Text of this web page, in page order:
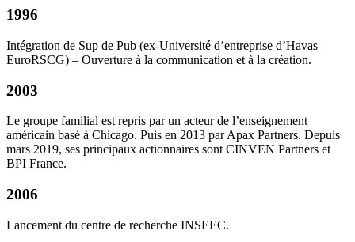
1996
Intégration de Sup de Pub (ex-Université d’entreprise d’Havas
EuroRSCG) – Ouverture à la communication et à la création.
2003
Le groupe familial est repris par un acteur de l’enseignement
américain basé à Chicago. Puis en 2013 par Apax Partners. Depuis
mars 2019, ses principaux actionnaires sont CINVEN Partners et
BPI France.
2006
Lancement du centre de recherche INSEEC.